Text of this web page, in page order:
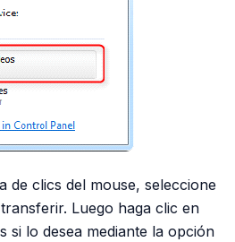
de clics del mouse, seleccione
Luego haga clic en
si lo desea mediante la opción